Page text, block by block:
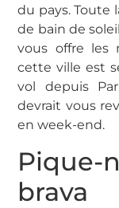
du pays. Toute
de bain de
vous offre les
cette ville est
vol depuis
devrait vous
en week-end.
Pique-
brava